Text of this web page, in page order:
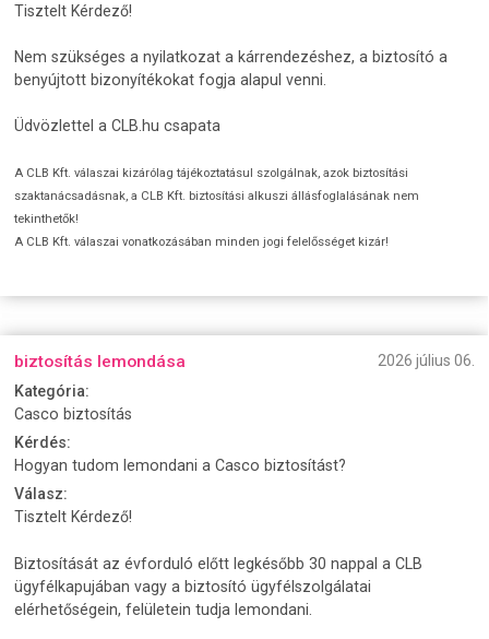
Tisztelt Kérdező!
Nem szükséges a nyilatkozat a kárrendezéshez, a biztosító a
benyújtott bizonyítékokat fogja alapul venni.
Üdvözlettel a CLB.hu csapata
A CLB Kft. válaszai kizárólag tájékoztatásul szolgálnak, azok biztosítási
szaktanácsadásnak, a CLB Kft. biztosítási alkuszi állásfoglalásának nem
tekinthetők!
A CLB Kft. válaszai vonatkozásában minden jogi felelősséget kizár!
biztosítás lemondása
2026 július 06.
Kategória:
Casco biztosítás
Kérdés:
Hogyan tudom lemondani a Casco biztosítást?
Válasz:
Tisztelt Kérdező!
Biztosítását az évforduló előtt legkésőbb 30 nappal a CLB
ügyfélkapujában vagy a biztosító ügyfélszolgálatai
elérhetőségein, felületein tudja lemondani.